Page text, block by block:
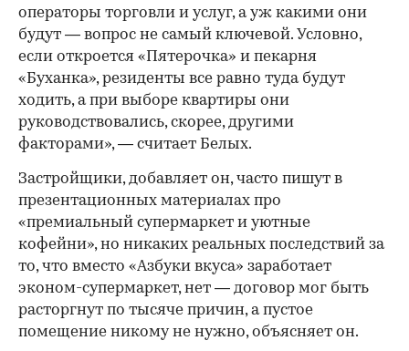
операторы торговли и услуг, а уж какими они
будут — вопрос не самый ключевой. Условно,
если откроется «Пятерочка» и пекарня
«Буханка», резиденты все равно туда будут
ходить, а при выборе квартиры они
руководствовались, скорее, другими
факторами», — считает Белых.
Застройщики, добавляет он, часто пишут в
презентационных материалах про
«премиальный супермаркет и уютные
кофейни», но никаких реальных последствий за
то, что вместо «Азбуки вкуса» заработает
эконом-супермаркет, нет — договор мог быть
расторгнут по тысяче причин, а пустое
помещение никому не нужно, объясняет он.